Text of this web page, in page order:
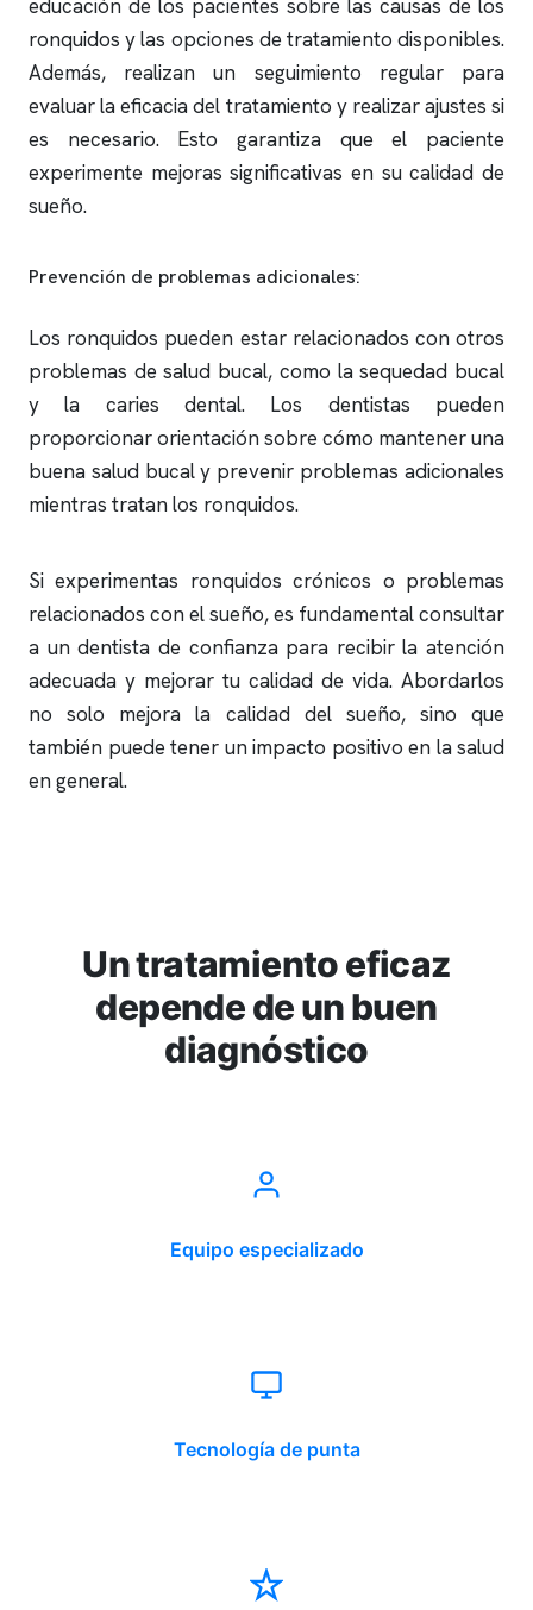
educación de los pacientes sobre las causas de los
ronquidos y las opciones de tratamiento disponibles.
Además, realizan un seguimiento regular para
evaluar la eficacia del tratamiento y realizar ajustes si
es necesario. Esto garantiza que el paciente
experimente mejoras significativas en su calidad de
sueño.
Prevención de problemas adicionales:
Los ronquidos pueden estar relacionados con otros
problemas de salud bucal, como la sequedad bucal
y la caries dental. Los dentistas pueden
proporcionar orientación sobre cómo mantener una
buena salud bucal y prevenir problemas adicionales
mientras tratan los ronquidos.
Si experimentas ronquidos crónicos o problemas
relacionados con el sueño, es fundamental consultar
a un dentista de confianza para recibir la atención
adecuada y mejorar tu calidad de vida. Abordarlos
no solo mejora la calidad del sueño, sino que
también puede tener un impacto positivo en la salud
en general.
Un tratamiento eficaz
depende de un buen
diagnóstico
Equipo especializado
Tecnología de punta